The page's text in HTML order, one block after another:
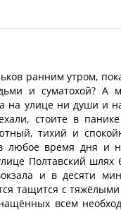
ранним утром,
и суматохой? А
на улице ни души и
стоите в
тихий и
любое время дня и
Полтавский шлях
и в десяти
тащится с
всем